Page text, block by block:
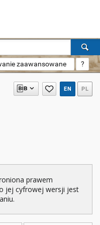
zaawansowane ?
EN PL
prawem
jej cyfrowej wersji jest